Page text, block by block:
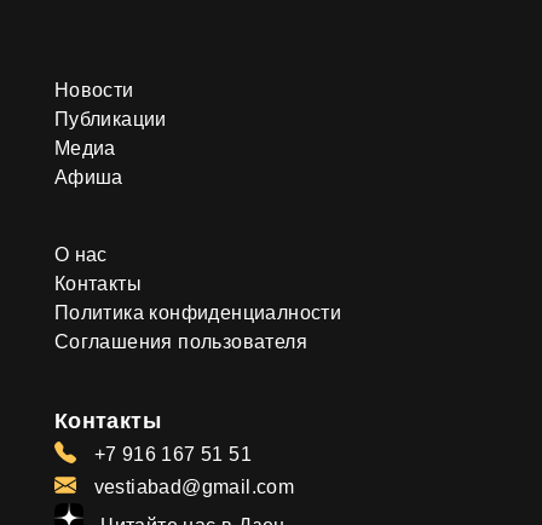
Новости
Публикации
Медиа
Афиша
О нас
Контакты
Политика конфиденциалности
Соглашения пользователя
Контакты
+7 916 167 51 51
vestiabad@gmail.com